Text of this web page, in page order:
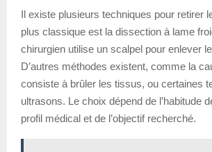
Il existe plusieurs techniques pour retirer
plus classique est la dissection à lame
chirurgien utilise un scalpel pour enlever
D’autres méthodes existent, comme la
consiste à brûler les tissus, ou certaines
ultrasons. Le choix dépend de l’habitude
profil médical et de l’objectif recherché.